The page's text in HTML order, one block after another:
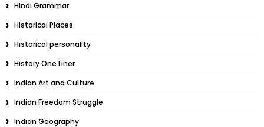
Hindi Grammar
Historical Places
Historical personality
History One Liner
Indian Art and Culture
Indian Freedom Struggle
Indian Geography